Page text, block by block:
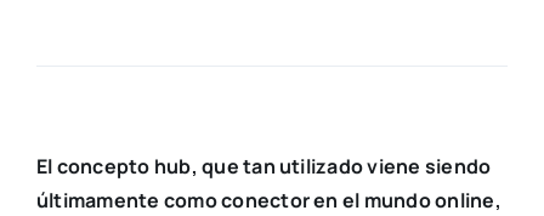
El con­cep­to hub, que tan uti­li­za­do vie­ne sien­do
últi­ma­men­te como conec­tor en el mun­do onli­ne,